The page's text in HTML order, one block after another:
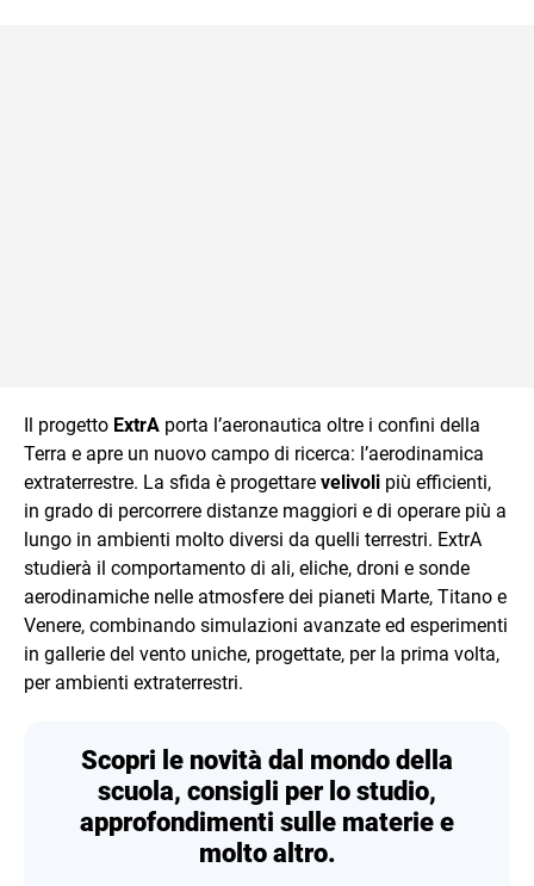
Il progetto ExtrA porta l’aeronautica oltre i confini della
Terra e apre un nuovo campo di ricerca: l’aerodinamica
extraterrestre. La sfida è progettare velivoli più efficienti,
in grado di percorrere distanze maggiori e di operare più a
lungo in ambienti molto diversi da quelli terrestri. ExtrA
studierà il comportamento di ali, eliche, droni e sonde
aerodinamiche nelle atmosfere dei pianeti Marte, Titano e
Venere, combinando simulazioni avanzate ed esperimenti
in gallerie del vento uniche, progettate, per la prima volta,
per ambienti extraterrestri.
Scopri le novità dal mondo della
scuola, consigli per lo studio,
approfondimenti sulle materie e
molto altro.